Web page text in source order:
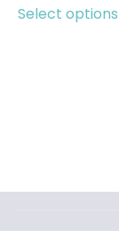
Select options